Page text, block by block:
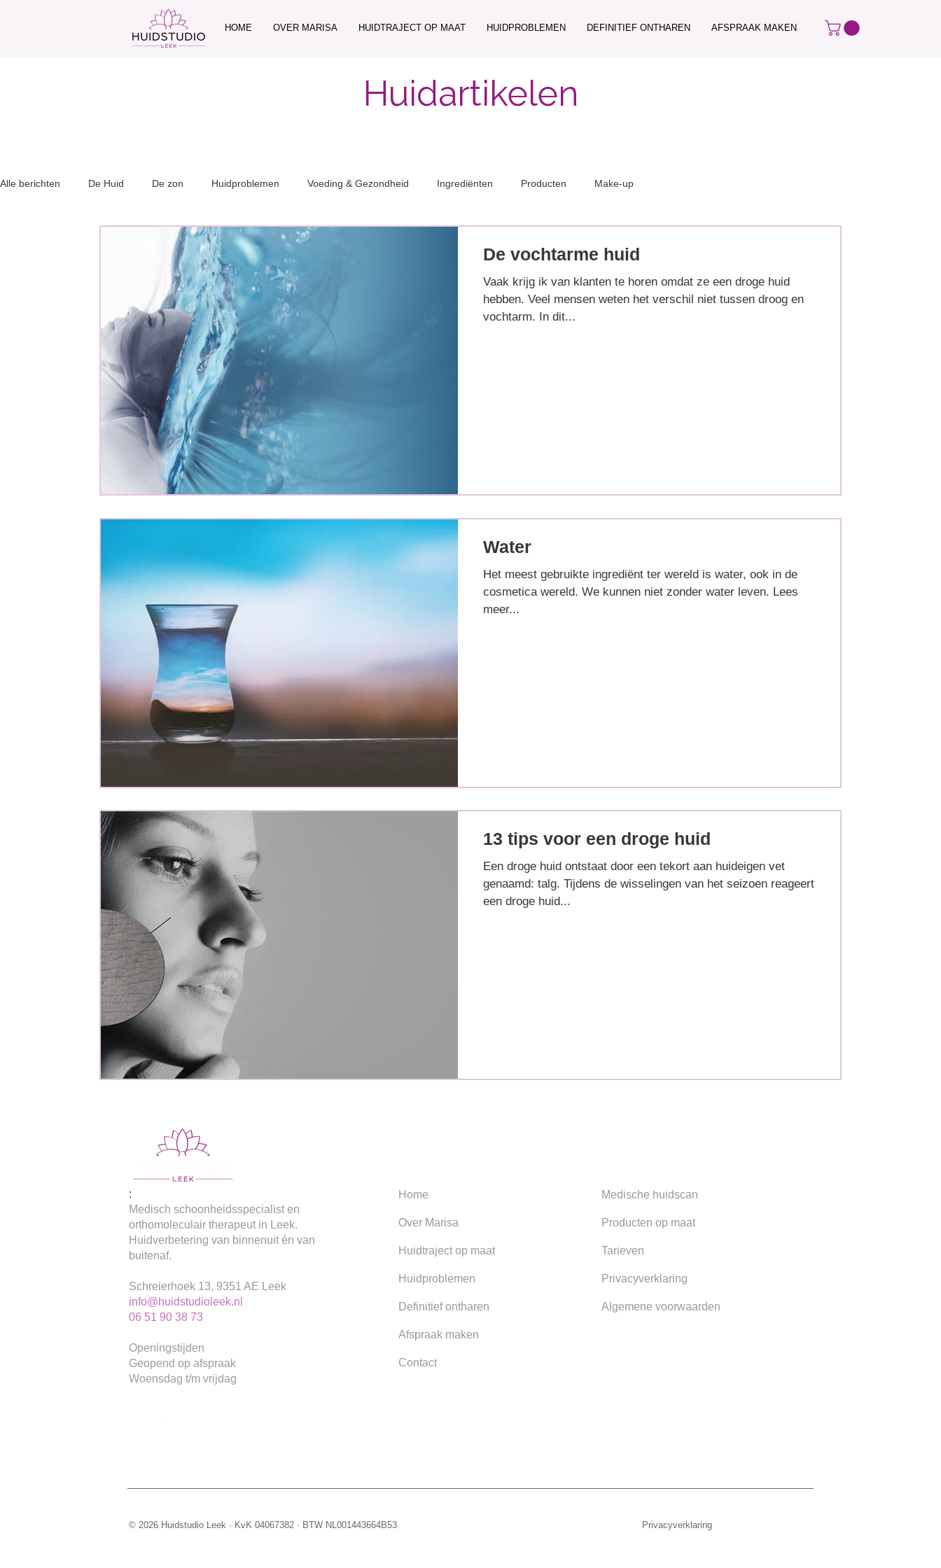
HOME OVER MARISA HUIDTRAJECT OP MAAT HUIDPROBLEMEN DEFINITIEF ONTHAREN AFSPRAAK MAKEN
Huidartikelen
Alle berichten De Huid De zon Huidproblemen Voeding & Gezondheid Ingrediënten Producten Make-up
De vochtarme huid
Vaak krijg ik van klanten te horen omdat ze een droge huid
hebben. Veel mensen weten het verschil niet tussen droog en
vochtarm. In dit...
Water
Het meest gebruikte ingrediënt ter wereld is water, ook in de
cosmetica wereld. We kunnen niet zonder water leven. Lees
meer...
13 tips voor een droge huid
Een droge huid ontstaat door een tekort aan huideigen vet
genaamd: talg. Tijdens de wisselingen van het seizoen reageert
een droge huid...
:
Medisch schoonheidsspecialist en
orthomoleculair therapeut in Leek.
Huidverbetering van binnenuit én van
buitenaf.
Schreierhoek 13, 9351 AE Leek
info@huidstudioleek.nl
06 51 90 38 73
Openingstijden
Geopend op afspraak
Woensdag t/m vrijdag
Home
Over Marisa
Huidtraject op maat
Huidproblemen
Definitief ontharen
Afspraak maken
Contact
Medische huidscan
Producten op maat
Tarieven
Privacyverklaring
Algemene voorwaarden
© 2026 Huidstudio Leek · KvK 04067382 · BTW NL001443664B53 Privacyverklaring